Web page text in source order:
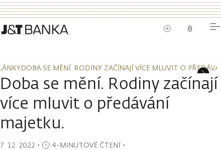
DOBA SE MĚNÍ. RODINY ZAČÍNAJÍ VÍCE MLUVIT O
DOBA SE MĚNÍ. RODINY ZAČÍNAJÍ VÍCE MLUVIT O
Doba se mění. Rodiny začínají
více mluvit o předávání
majetku.
7. 12. 2022 ・ 4-MINUTOVÉ ČTENÍ・